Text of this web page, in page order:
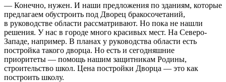
— Конечно, нужен. И наши предложения по зданиям, которые
предлагаем обустроить под Дворец бракосочетаний,
в руководстве области рассматривают. Но пока не нашли
решения. У нас в городе много красивых мест. На Северо-
Западе, например. В планах у руководства области есть
постройка такого дворца. Но есть и сегодняшние
приоритеты — помощь нашим защитникам Родины,
строительство школ. Цена постройки Дворца — это как
построить школу.